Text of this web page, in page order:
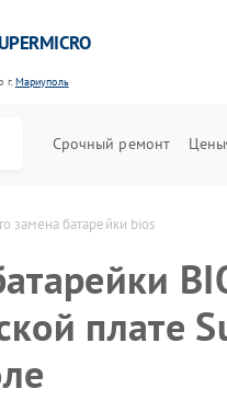
г.Мариуполь
Срочный ремонт Цены
замена батарейки bios
плате